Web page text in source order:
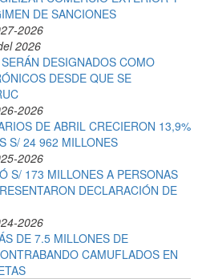
DE SANCIONES
2026
2026
DESIGNADOS COMO
DESDE QUE SE
2026
DE ABRIL CRECIERON 13,9%
S/ 24 962 MILLONES
2026
S/ 173 MILLONES A PERSONAS
DECLARACIÓN DE
2026
DE 7.5 MILLONES DE
CAMUFLADOS EN